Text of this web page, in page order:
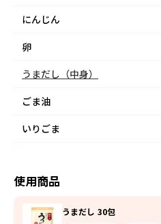
にんじん
卵
うまだし（中身）
ごま油
いりごま
使用商品
うまだし 30包